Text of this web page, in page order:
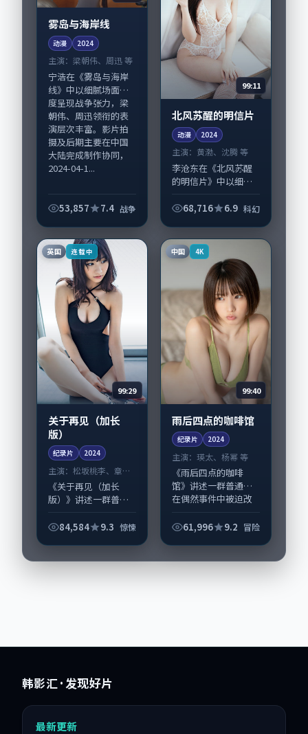
雾岛与海岸线
动漫 2024
主演： 梁朝伟、周迅 等
宁浩在《雾岛与海岸
线》中以细腻场面调
度呈现战争张力，梁
朝伟、周迅领衔的表
演层次丰富。影片拍
摄及后期主要在中国
大陆完成制作协同，
2024-04-1...
53,857 7.4 战争
99:11
北风苏醒的明信片
动漫 2024
主演： 黄渤、沈腾 等
李沧东在《北风苏醒
的明信片》中以细腻
力，黄渤、沈腾领衔
韩国完成制作协同，
2024-03-1...
68,716 6.9 科幻
英国 连载中
99:29
关于再见（加长
版）
纪录片 2024
主演： 松坂桃李、章子
怡 等
《关于再见（加长
版）》讲述一群普通
改写人生轨迹的故
头。导演宁浩擅长留
84,584 9.3 惊悚
中国 4K
99:40
雨后四点的咖啡馆
纪录片 2024
主演：瑛太、杨幂 等
《雨后四点的咖啡
馆》讲述一群普通人
在偶然事件中被迫改
冒险类型元素服务于
叙事，瑛太、杨幂的
61,996 9.2 冒险
韩影汇 · 发现好片
最新更新